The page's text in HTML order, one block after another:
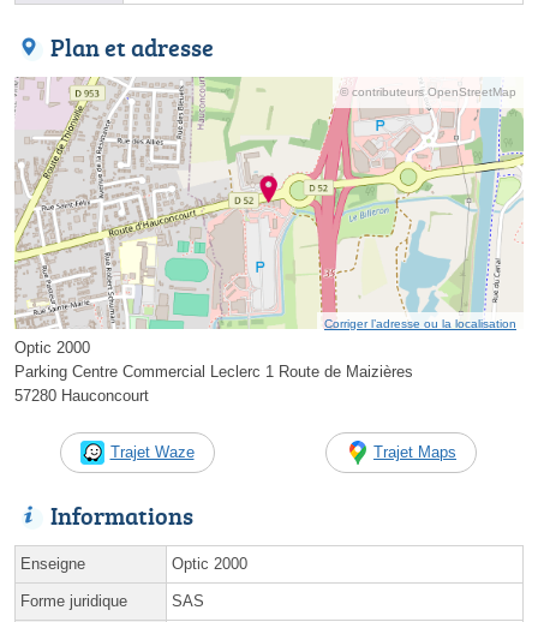
Plan et adresse
© contributeurs OpenStreetMap
Corriger l’adresse ou la localisation
Optic 2000
Parking Centre Commercial Leclerc 1 Route de Maizières
57280 Hauconcourt
Trajet Waze Trajet Maps
Informations
Enseigne Optic 2000
Forme juridique SAS